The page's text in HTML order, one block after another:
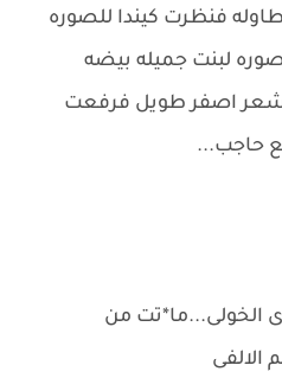
فنظرت كيندا للصوره
لبنت جميله بيضه
شعر اصفر طويل فرفعت
حاجب...
الخولى...ما*تت من